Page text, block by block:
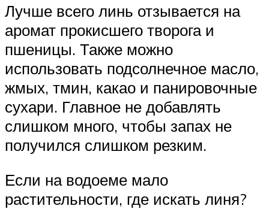
Лучше всего линь отзывается на
аромат прокисшего творога и
пшеницы. Также можно
использовать подсолнечное масло,
жмых, тмин, какао и панировочные
сухари. Главное не добавлять
слишком много, чтобы запах не
получился слишком резким.
Если на водоеме мало
растительности, где искать линя?